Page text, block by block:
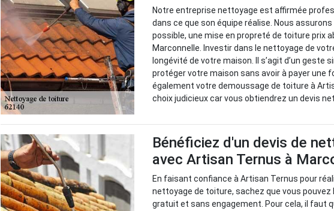
Notre entreprise nettoyage est affirmée
dans ce que son équipe réalise. Nous
possible, une mise en propreté de toiture prix
Marconnelle. Investir dans le nettoyage de
longévité de votre maison. Il s’agit d’un geste
protéger votre maison sans avoir à payer une
également votre demoussage de toiture à
choix judicieux car vous obtiendrez un devis
Bénéficiez d'un devis de
avec Artisan Ternus à
En faisant confiance à Artisan Ternus pour
nettoyage de toiture, sachez que vous pouvez
gratuit et sans engagement. Pour cela, il faut